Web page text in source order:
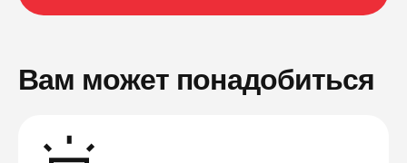
Вам может понадобиться